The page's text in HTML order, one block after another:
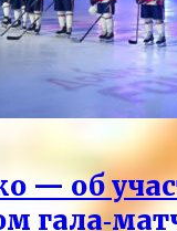
— об